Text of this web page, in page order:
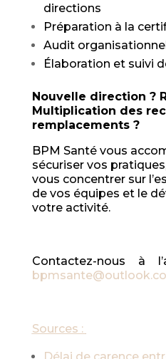
directions
Préparation à la
Audit
Élaboration et suivi
Nouvelle direction ?
Multiplication des
remplacements ?
BPM Santé vous
sécuriser vos
vous concentrer sur
de vos équipes et le
votre activité.
Contactez-nous à
Sources :